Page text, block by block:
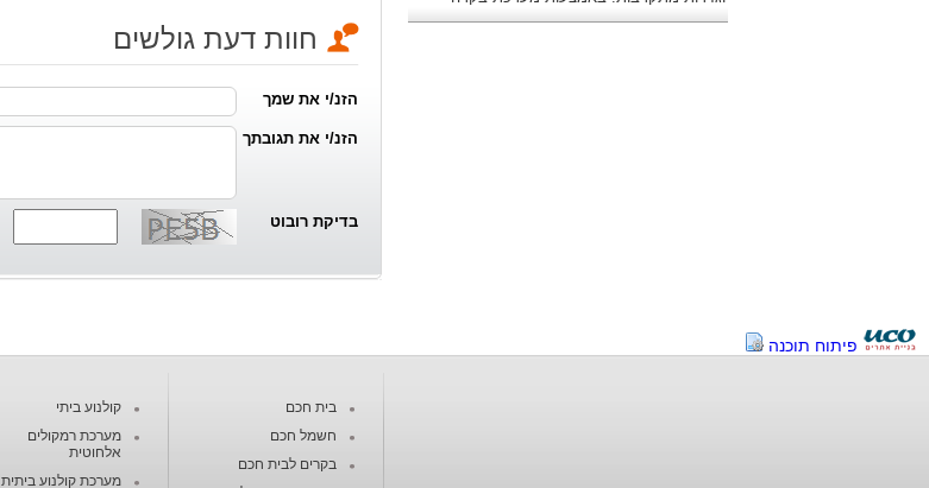
מתקדמת ניתן לשלוט היטב בהוצאות.
חוות דעת גולשים
הזנ/י את שמך
הזנ/י את תגובתך
בדיקת רובוט
פיתוח תוכנה
בית חכם
חשמל חכם
בקרים לבית חכם
קולנוע ביתי
מערכת רמקולים
אלחוטית
מערכת קולנוע ביתית